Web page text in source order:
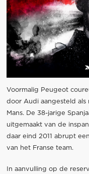
Voormalig Peugeot
door Audi aangesteld
Mans. De 38-jarige
uitgemaakt van de
daar eind 2011 abrupt
van het Franse team.
In aanvulling op de